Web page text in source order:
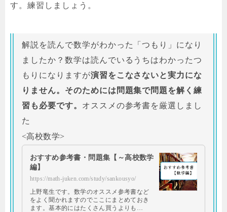
す。練習しましょう。
解説を読んで数学がわかった「つもり」になり
ましたか？数学は読んでいるうちはわかったつ
もりになりますが演習をこなさないと実力にな
りません。そのためには問題集で問題を解く練
習も必要です。 オススメの参考書を厳選しまし
た
<高校数学>
おすすめ参考書・問題集【～高校数学
編】
https://math-juken.com/study/sankousyo/
上野竜生です。数学のオススメ参考書など
をよく聞かれますのでここにまとめておき
ます。基本的にはたくさん買うよりも…